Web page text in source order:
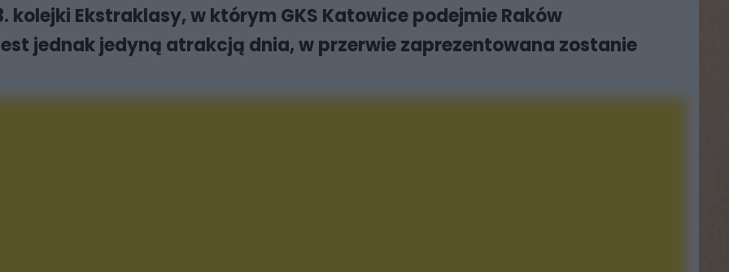
kolejki Ekstraklasy, w którym GKS Katowice podejmie Raków
jednak jedyną atrakcją dnia, w przerwie zaprezentowana zostanie